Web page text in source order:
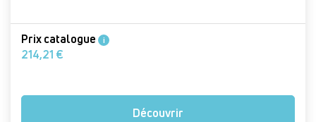
Prix catalogue i
214,21 €
Découvrir